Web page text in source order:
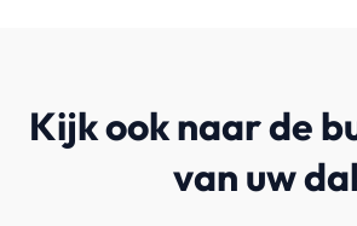
Kijk ook naar de
van uw